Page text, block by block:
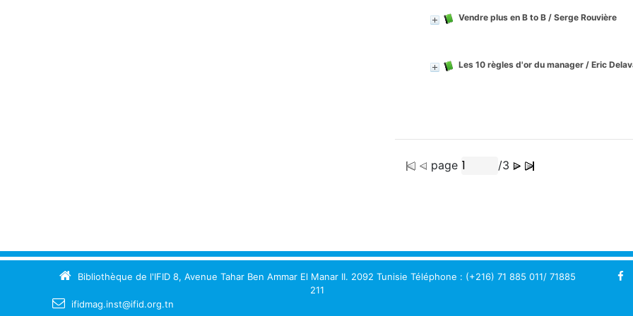
Vendre plus en B to B / Serge Rouvière
Les 10 règles d'or du manager / Eric
page /3
Bibliothèque de l'IFID 8, Avenue Tahar Ben Ammar El Manar II. 2092 Tunisie Téléphone : (+216) 71 885 011/ 71885
211
ifidmag.inst@ifid.org.tn